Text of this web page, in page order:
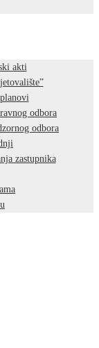
akti
odbora
odbora
zastupnika